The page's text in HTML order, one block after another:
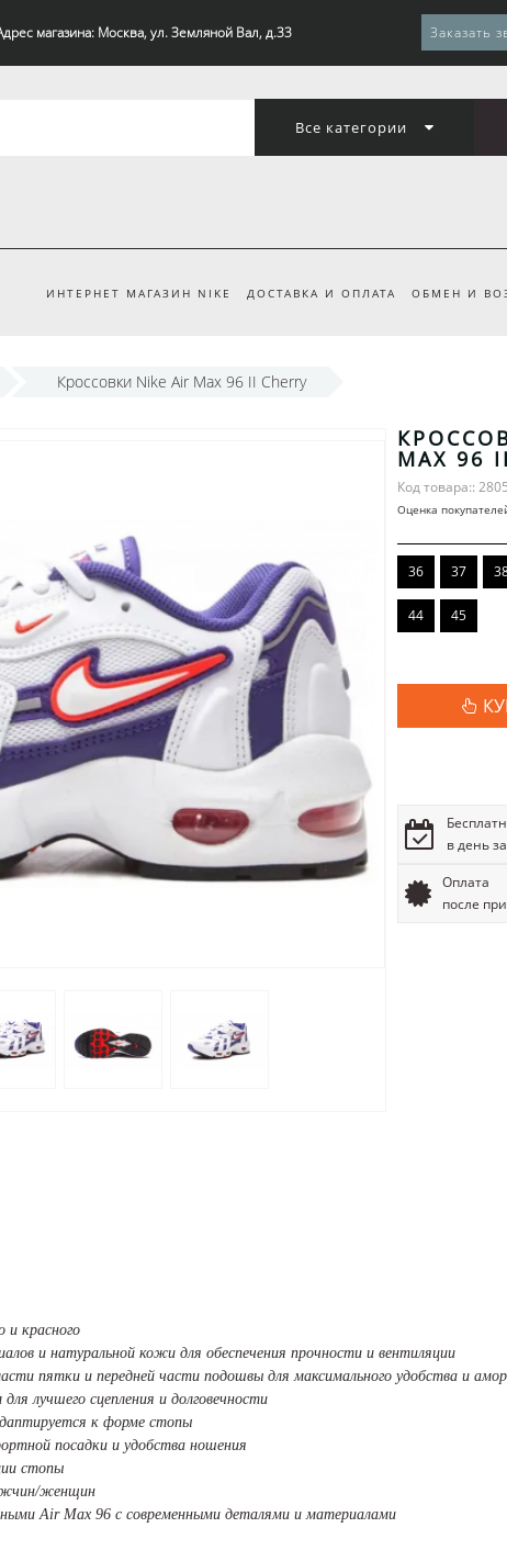
магазина: Москва, ул. Земляной Вал, д.33 Заказать
Все категории
ИНТЕРНЕТ МАГАЗИН NIKE ДОСТАВКА И ОПЛАТА ОБМЕН И
Кроссовки Nike Air Max 96 II Cherry
MAX 96
Код товара::
Оценка
36 37
44 45
в день
Оплата
после
и красного
и натуральной кожи для обеспечения прочности и вентиляции
пятки и передней части подошвы для максимального удобства и
лучшего сцепления и долговечности
к форме стопы
посадки и удобства ношения
стопы
женщин
Air Max 96 с современными деталями и материалами